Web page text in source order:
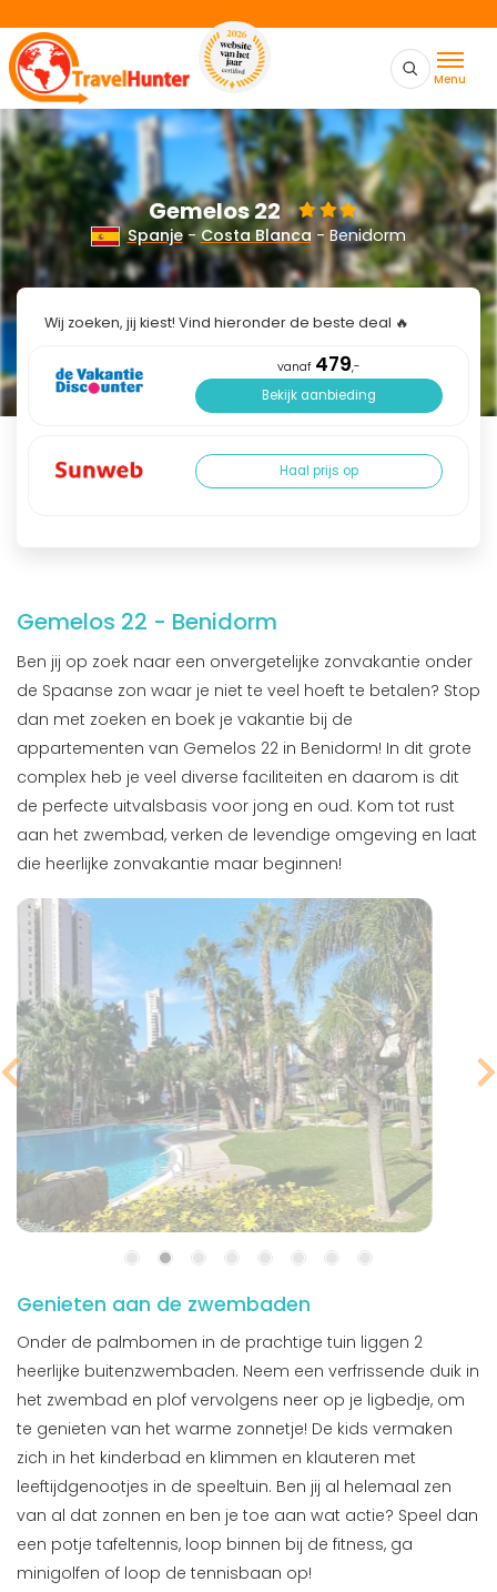
Menu
Gemelos 22
Spanje-Costa Blanca - Benidorm
Wij zoeken, jij kiest! Vind hieronder de beste deal 🔥
vanaf 479,-
Bekijk aanbieding
Haal prijs op
Gemelos 22 - Benidorm
Ben jij op zoek naar een onvergetelijke zonvakantie onder
de Spaanse zon waar je niet te veel hoeft te betalen? Stop
dan met zoeken en boek je vakantie bij de
appartementen van Gemelos 22 in Benidorm! In dit grote
complex heb je veel diverse faciliteiten en daarom is dit
de perfecte uitvalsbasis voor jong en oud. Kom tot rust
aan het zwembad, verken de levendige omgeving en laat
die heerlijke zonvakantie maar beginnen!
Genieten aan de zwembaden
Onder de palmbomen in de prachtige tuin liggen 2
heerlijke buitenzwembaden. Neem een verfrissende duik in
het zwembad en plof vervolgens neer op je ligbedje, om
te genieten van het warme zonnetje! De kids vermaken
zich in het kinderbad en klimmen en klauteren met
leeftijdgenootjes in de speeltuin. Ben jij al helemaal zen
van al dat zonnen en ben je toe aan wat actie? Speel dan
een potje tafeltennis, loop binnen bij de fitness, ga
minigolfen of loop de tennisbaan op!